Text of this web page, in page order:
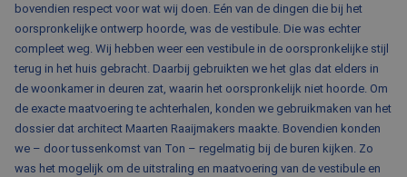
bovendien respect voor wat wij doen. Eén van de dingen die bij het
oorspronkelijke ontwerp hoorde, was de vestibule. Die was echter
compleet weg. Wij hebben weer een vestibule in de oorspronkelijke stijl
terug in het huis gebracht. Daarbij gebruikten we het glas dat elders in
de woonkamer in deuren zat, waarin het oorspronkelijk niet hoorde. Om
de exacte maatvoering te achterhalen, konden we gebruikmaken van het
dossier dat architect Maarten Raaijmakers maakte. Bovendien konden
we – door tussenkomst van Ton – regelmatig bij de buren kijken. Zo
was het mogelijk om de uitstraling en maatvoering van de vestibule en